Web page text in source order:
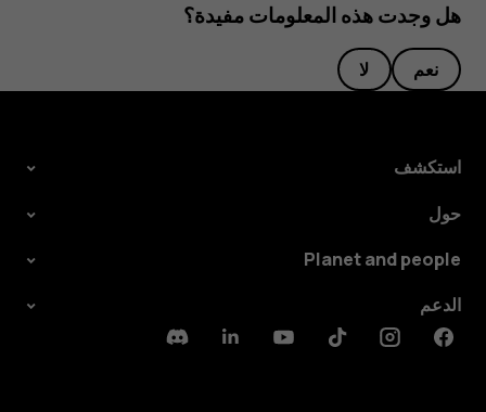
هل وجدت هذه المعلومات مفيدة؟
نعم لا
استكشف
حول
Planet and people
الدعم
Facebook
Instagram
Tiktok
Youtube
Linkedin
Discord